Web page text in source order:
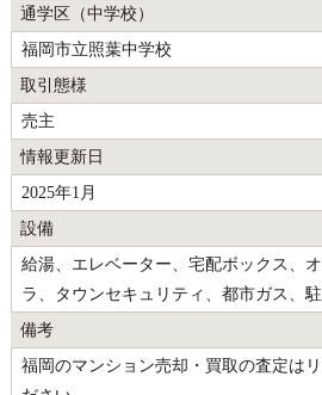
通学区（中学校）
福岡市立照葉中学校
取引態様
売主
情報更新日
2025年1月
設備
給湯、エレベーター、宅配ボックス、
ラ、タウンセキュリティ、都市ガス、
備考
福岡のマンション売却・買取の査定は